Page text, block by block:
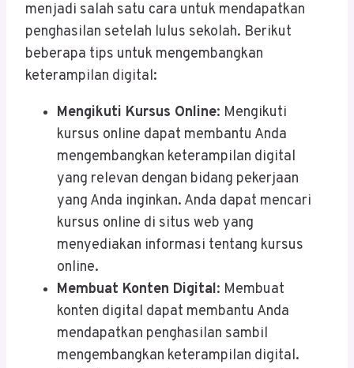
menjadi salah satu cara untuk mendapatkan
penghasilan setelah lulus sekolah. Berikut
beberapa tips untuk mengembangkan
keterampilan digital:
Mengikuti Kursus Online: Mengikuti
kursus online dapat membantu Anda
mengembangkan keterampilan digital
yang relevan dengan bidang pekerjaan
yang Anda inginkan. Anda dapat mencari
kursus online di situs web yang
menyediakan informasi tentang kursus
online.
Membuat Konten Digital: Membuat
konten digital dapat membantu Anda
mendapatkan penghasilan sambil
mengembangkan keterampilan digital.